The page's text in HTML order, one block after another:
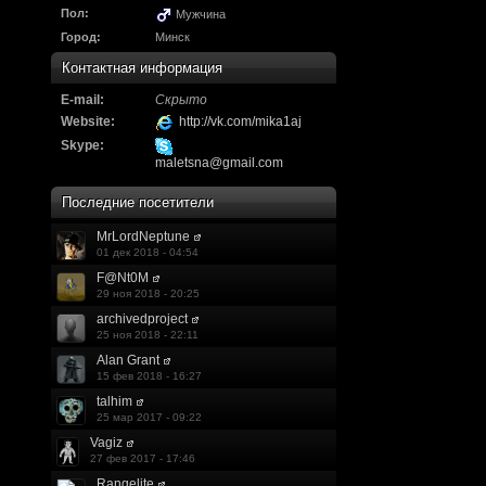
https://discord.gg/
F@Nt0M
А попробуем-ка мы
до анонса...
Kadzicy : а ещо можна крч
F@Nt0M
Пол:
Мужчина
Город:
Минск
Контактная информация
E-mail:
Скрыто
Website:
http://vk.com/mika1aj
Skype:
maletsna@gmail.com
Последние посетители
MrLordNeptune
01 дек 2018 - 04:54
F@Nt0M
29 ноя 2018 - 20:25
archivedproject
25 ноя 2018 - 22:11
Alan Grant
15 фев 2018 - 16:27
talhim
25 мар 2017 - 09:22
Vagiz
27 фев 2017 - 17:46